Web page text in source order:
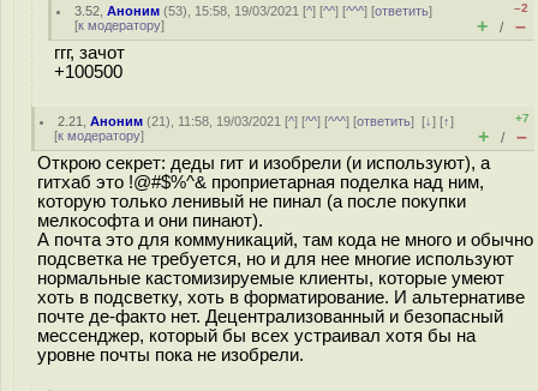
3.52 ,Аноним (53), 15:58, 19/03/2021 [^] [^^] [^^^] [ответить]
[к модератору]
–2
+ / –
ггг, зачот
+100500
2.21 ,Аноним (21), 11:58, 19/03/2021 [^] [^^] [^^^] [ответить][↓] [↑]
[к модератору]
+7
+ / –
Открою секрет: деды гит и изобрели (и используют), а
гитхаб это !@#$%^& проприетарная поделка над ним,
которую только ленивый не пинал (а после покупки
мелкософта и они пинают).
А почта это для коммуникаций, там кода не много и обычно
подсветка не требуется, но и для нее многие используют
нормальные кастомизируемые клиенты, которые умеют
хоть в подсветку, хоть в форматирование. И альтернативе
почте де-факто нет. Децентрализованный и безопасный
мессенджер, который бы всех устраивал хотя бы на
уровне почты пока не изобрели.